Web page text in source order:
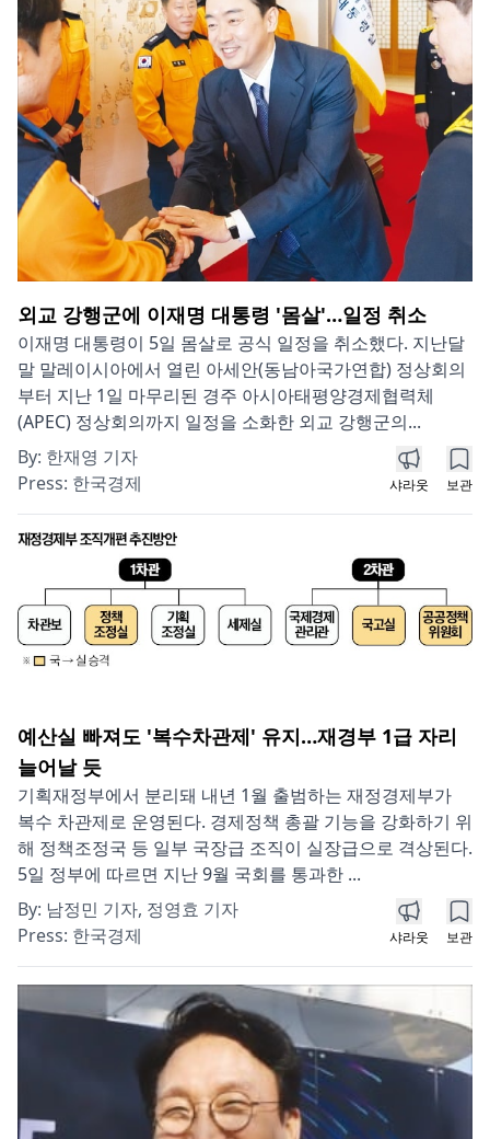
외교 강행군에 이재명 대통령 '몸살'…일정 취소
이재명 대통령이 5일 몸살로 공식 일정을 취소했다. 지난달
말 말레이시아에서 열린 아세안(동남아국가연합) 정상회의
부터 지난 1일 마무리된 경주 아시아태평양경제협력체
(APEC) 정상회의까지 일정을 소화한 외교 강행군의...
By: 한재영 기자
Press: 한국경제 샤라웃 보관
예산실 빠져도 '복수차관제' 유지…재경부 1급 자리
늘어날 듯
기획재정부에서 분리돼 내년 1월 출범하는 재정경제부가
복수 차관제로 운영된다. 경제정책 총괄 기능을 강화하기 위
해 정책조정국 등 일부 국장급 조직이 실장급으로 격상된다.
5일 정부에 따르면 지난 9월 국회를 통과한 ...
By: 남정민 기자, 정영효 기자
Press: 한국경제 샤라웃 보관